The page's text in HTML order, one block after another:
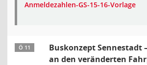
Anmeldezahlen-GS-15-16-Vorlage
Ö 11
Buskonzept Sennestadt
an den veränderten